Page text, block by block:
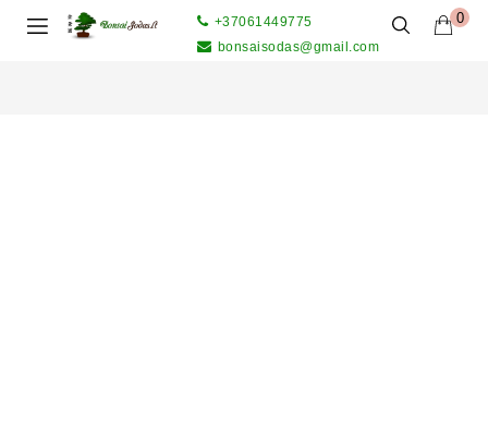
0
+37061449775
bonsaisodas@gmail.com